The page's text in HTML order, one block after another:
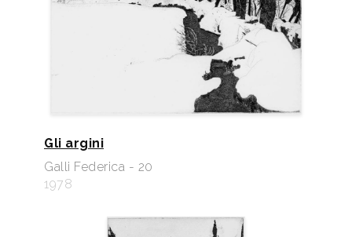
Gli argini
Galli Federica - 20
1978